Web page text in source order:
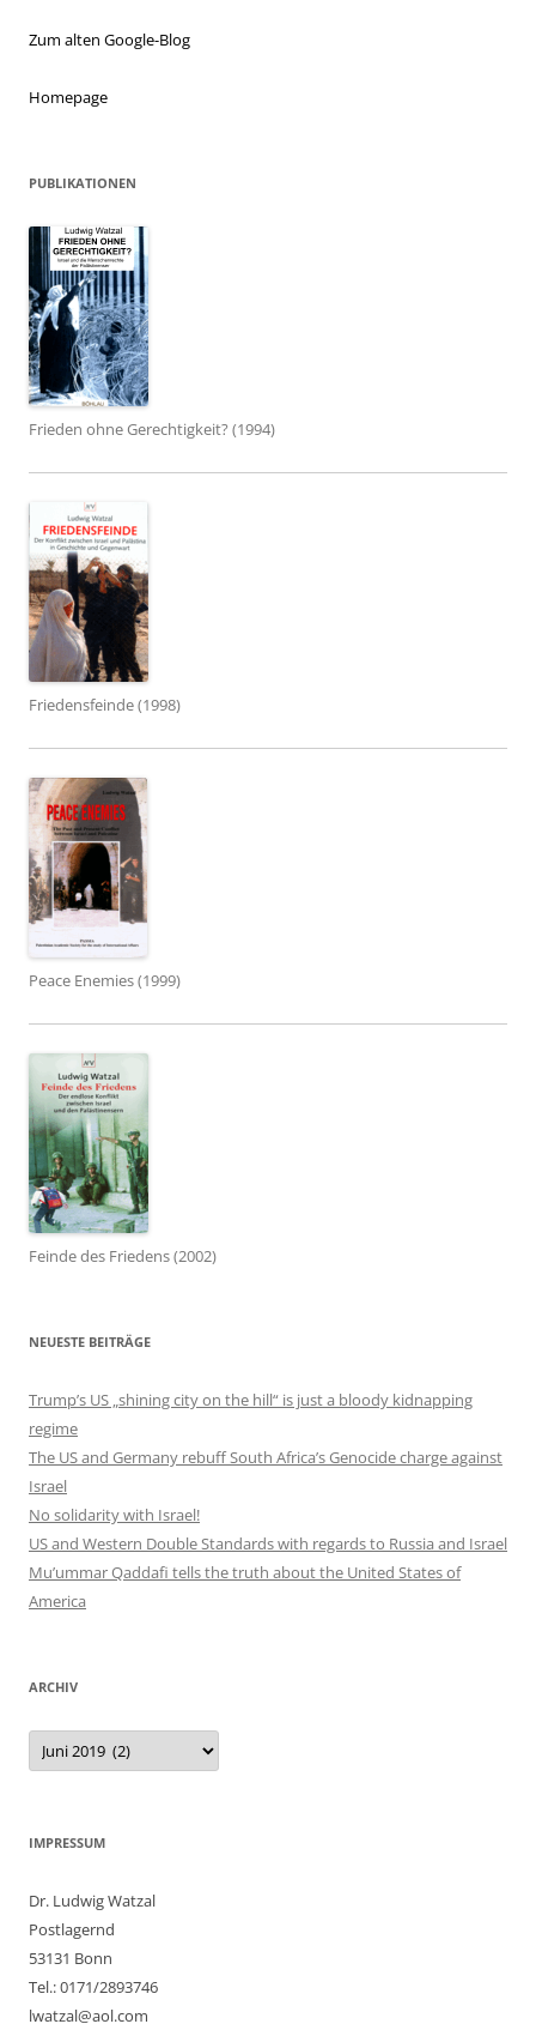
Zum alten Google-Blog
Homepage
PUBLIKATIONEN
Frieden ohne Gerechtigkeit? (1994)
Friedensfeinde (1998)
Peace Enemies (1999)
Feinde des Friedens (2002)
NEUESTE BEITRÄGE
Trump’s US „shining city on the hill“ is just a bloody kidnapping
regime
The US and Germany rebuff South Africa’s Genocide charge against
Israel
No solidarity with Israel!
US and Western Double Standards with regards to Russia and Israel
Mu’ummar Qaddafi tells the truth about the United States of
America
ARCHIV
Archiv
IMPRESSUM
Dr. Ludwig Watzal
Postlagernd
53131 Bonn
Tel.: 0171/2893746
lwatzal@aol.com